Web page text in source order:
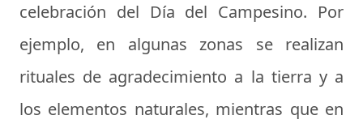
celebración del Día del Campesino. Por
ejemplo, en algunas zonas se realizan
rituales de agradecimiento a la tierra y a
los elementos naturales, mientras que en